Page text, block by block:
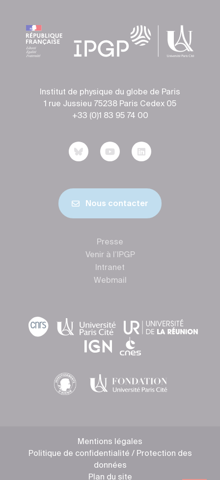
Institut de physique du globe de Paris
1 rue Jussieu 75238 Paris Cedex 05
+33 (0)1 83 95 74 00
Nous contacter
Presse
Venir à l’IPGP
Intranet
Webmail
Mentions légales
Politique de confidentialité / Protection des
données
Plan du site